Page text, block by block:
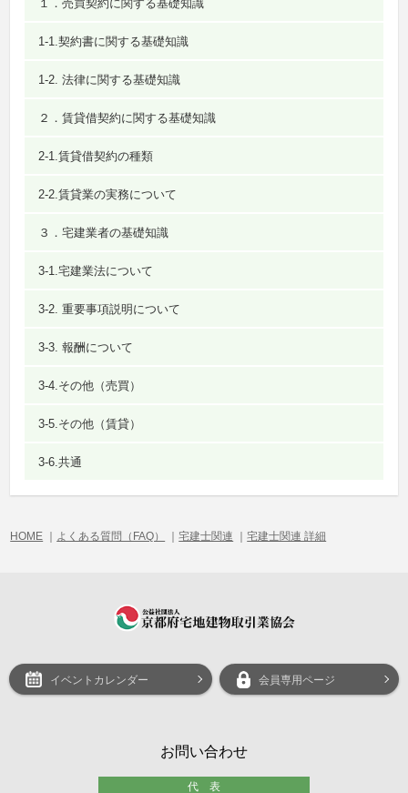
１．売買契約に関する基礎知識
1-1.契約書に関する基礎知識
1-2. 法律に関する基礎知識
２．賃貸借契約に関する基礎知識
2-1.賃貸借契約の種類
2-2.賃貸業の実務について
３．宅建業者の基礎知識
3-1.宅建業法について
3-2. 重要事項説明について
3-3. 報酬について
3-4.その他（売買）
3-5.その他（賃貸）
3-6.共通
HOME ｜ よくある質問（FAQ） ｜宅建士関連 ｜宅建士関連 詳細
イベントカレンダー 会員専用ページ
お問い合わせ
代 表